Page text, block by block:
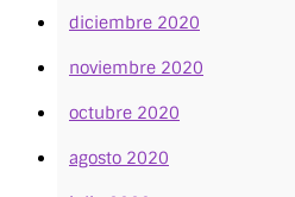
diciembre 2020
noviembre 2020
octubre 2020
agosto 2020